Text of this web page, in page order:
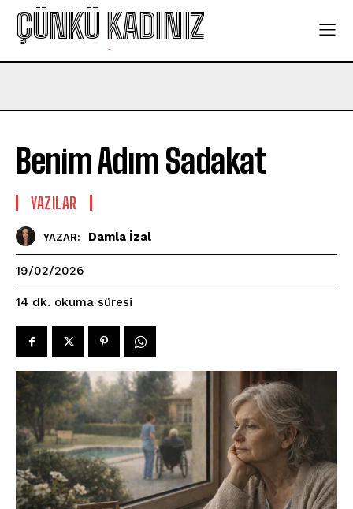
ÇÜNKÜ KADINIZ
-
Benim Adım Sadakat
YAZILAR
YAZAR: Damla İzal
19/02/2026
14 dk. okuma süresi